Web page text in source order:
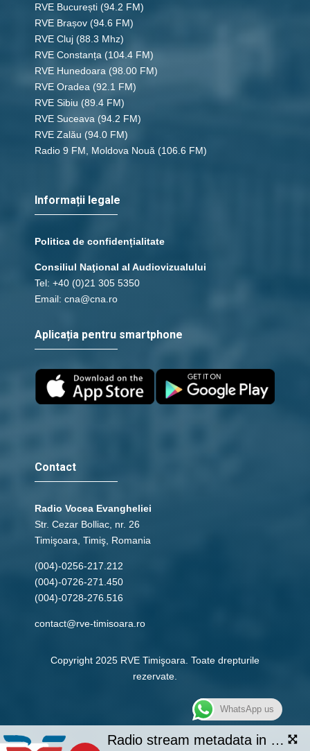
RVE București (94.2 FM)
RVE Brașov (94.6 FM)
RVE Cluj (88.3 Mhz)
RVE Constanța (104.4 FM)
RVE Hunedoara (98.00 FM)
RVE Oradea (92.1 FM)
RVE Sibiu (89.4 FM)
RVE Suceava (94.2 FM)
RVE Zalău (94.0 FM)
Radio 9 FM, Moldova Nouă (106.6 FM)
Informații legale
Politica de confidențialitate
Consiliul Naţional al Audiovizualului
Tel: +40 (0)21 305 5350
Email: cna@cna.ro
Aplicația pentru smartphone
Contact
Radio Vocea Evangheliei
Str. Cezar Bolliac, nr. 26
Timişoara, Timiş, Romania
(004)-0256-217.212
(004)-0726-271.450
(004)-0728-276.516
contact@rve-timisoara.ro
Copyright 2025 RVE Timişoara. Toate drepturile
rezervate.
Radio stream metadata in not available.
WhatsApp us